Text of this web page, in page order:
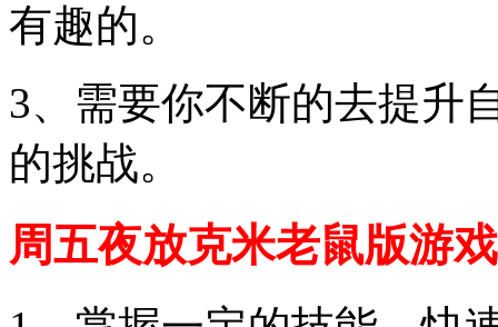
有趣的。
3、需要你不断的去提升
的挑战。
周五夜放克米老鼠版游